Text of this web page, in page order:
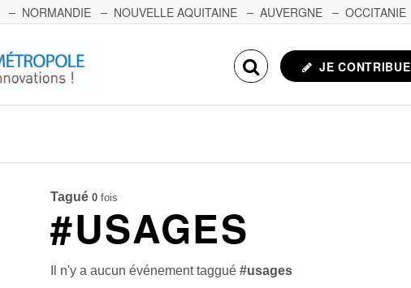
NORMANDIE NOUVELLE AQUITAINE AUVERGNE OCCITANIE
JE CONTRIBUE
Tagué 0 fois
#USAGES
Il n'y a aucun événement taggué#usages